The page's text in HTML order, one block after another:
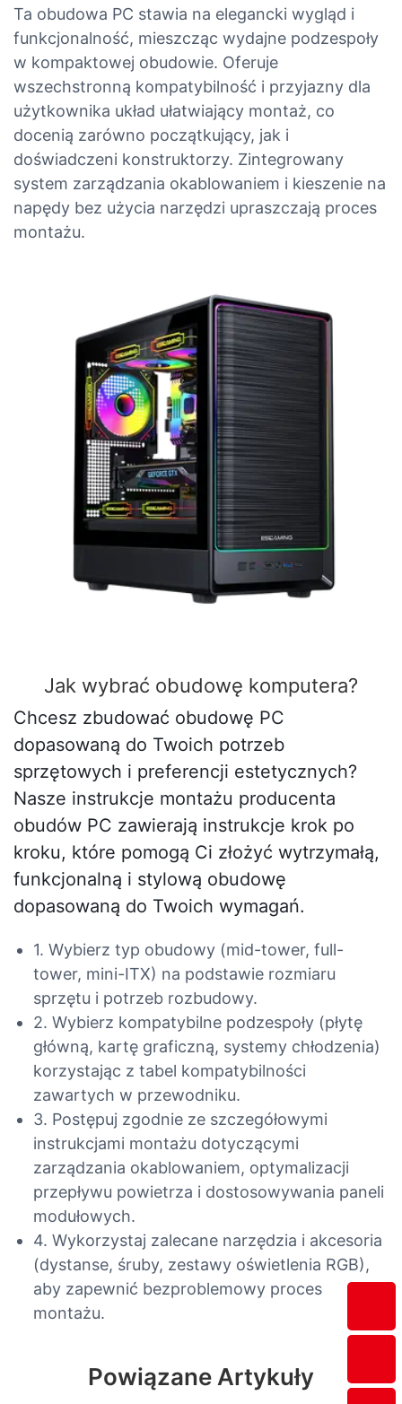
Ta obudowa PC stawia na elegancki wygląd i
funkcjonalność, mieszcząc wydajne podzespoły
w kompaktowej obudowie. Oferuje
wszechstronną kompatybilność i przyjazny dla
użytkownika układ ułatwiający montaż, co
docenią zarówno początkujący, jak i
doświadczeni konstruktorzy. Zintegrowany
system zarządzania okablowaniem i kieszenie na
napędy bez użycia narzędzi upraszczają proces
montażu.
Jak wybrać obudowę komputera?
Chcesz zbudować obudowę PC
dopasowaną do Twoich potrzeb
sprzętowych i preferencji estetycznych?
Nasze instrukcje montażu producenta
obudów PC zawierają instrukcje krok po
kroku, które pomogą Ci złożyć wytrzymałą,
funkcjonalną i stylową obudowę
dopasowaną do Twoich wymagań.
1. Wybierz typ obudowy (mid-tower, full-
tower, mini-ITX) na podstawie rozmiaru
sprzętu i potrzeb rozbudowy.
2. Wybierz kompatybilne podzespoły (płytę
główną, kartę graficzną, systemy chłodzenia)
korzystając z tabel kompatybilności
zawartych w przewodniku.
3. Postępuj zgodnie ze szczegółowymi
instrukcjami montażu dotyczącymi
zarządzania okablowaniem, optymalizacji
przepływu powietrza i dostosowywania paneli
modułowych.
4. Wykorzystaj zalecane narzędzia i akcesoria
(dystanse, śruby, zestawy oświetlenia RGB),
aby zapewnić bezproblemowy proces
montażu.
Powiązane Artykuły